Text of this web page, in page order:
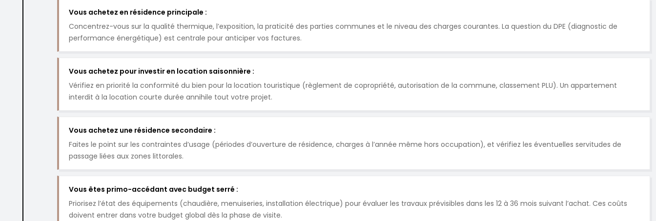
Vous achetez en résidence principale :
Concentrez-vous sur la qualité thermique, l’exposition, la praticité des parties communes et le niveau des charges courantes. La question du DPE (diagnostic de
performance énergétique) est centrale pour anticiper vos factures.
Vous achetez pour investir en location saisonnière :
Vérifiez en priorité la conformité du bien pour la location touristique (règlement de copropriété, autorisation de la commune, classement PLU). Un appartement
interdit à la location courte durée annihile tout votre projet.
Vous achetez une résidence secondaire :
Faites le point sur les contraintes d’usage (périodes d’ouverture de résidence, charges à l’année même hors occupation), et vérifiez les éventuelles servitudes de
passage liées aux zones littorales.
Vous êtes primo-accédant avec budget serré :
Priorisez l’état des équipements (chaudière, menuiseries, installation électrique) pour évaluer les travaux prévisibles dans les 12 à 36 mois suivant l’achat. Ces coûts
doivent entrer dans votre budget global dès la phase de visite.